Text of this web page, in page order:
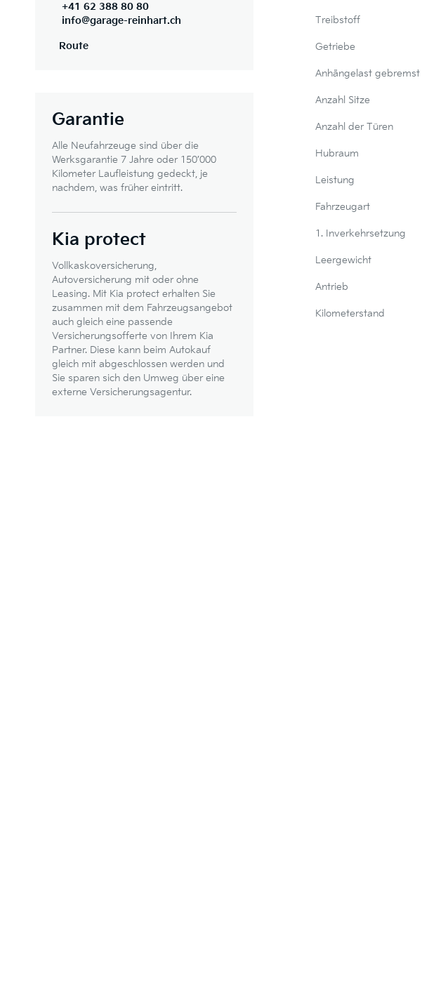
Treibstoff
Getriebe
Anhängelast gebremst
Anzahl Sitze
Anzahl der Türen
Hubraum
Leistung
Fahrzeugart
1. Inverkehrsetzung
Leergewicht
Antrieb
Kilometerstand
+41 62 388 80 80
info@garage-reinhart.ch
Route
Garantie
Alle Neufahrzeuge sind über die
Werksgarantie 7 Jahre oder 150’000
Kilometer Laufleistung gedeckt, je
nachdem, was früher eintritt.
Kia protect
Vollkaskoversicherung,
Autoversicherung mit oder ohne
Leasing. Mit Kia protect erhalten Sie
zusammen mit dem Fahrzeugsangebot
auch gleich eine passende
Versicherungsofferte von Ihrem Kia
Partner. Diese kann beim Autokauf
gleich mit abgeschlossen werden und
Sie sparen sich den Umweg über eine
externe Versicherungsagentur.